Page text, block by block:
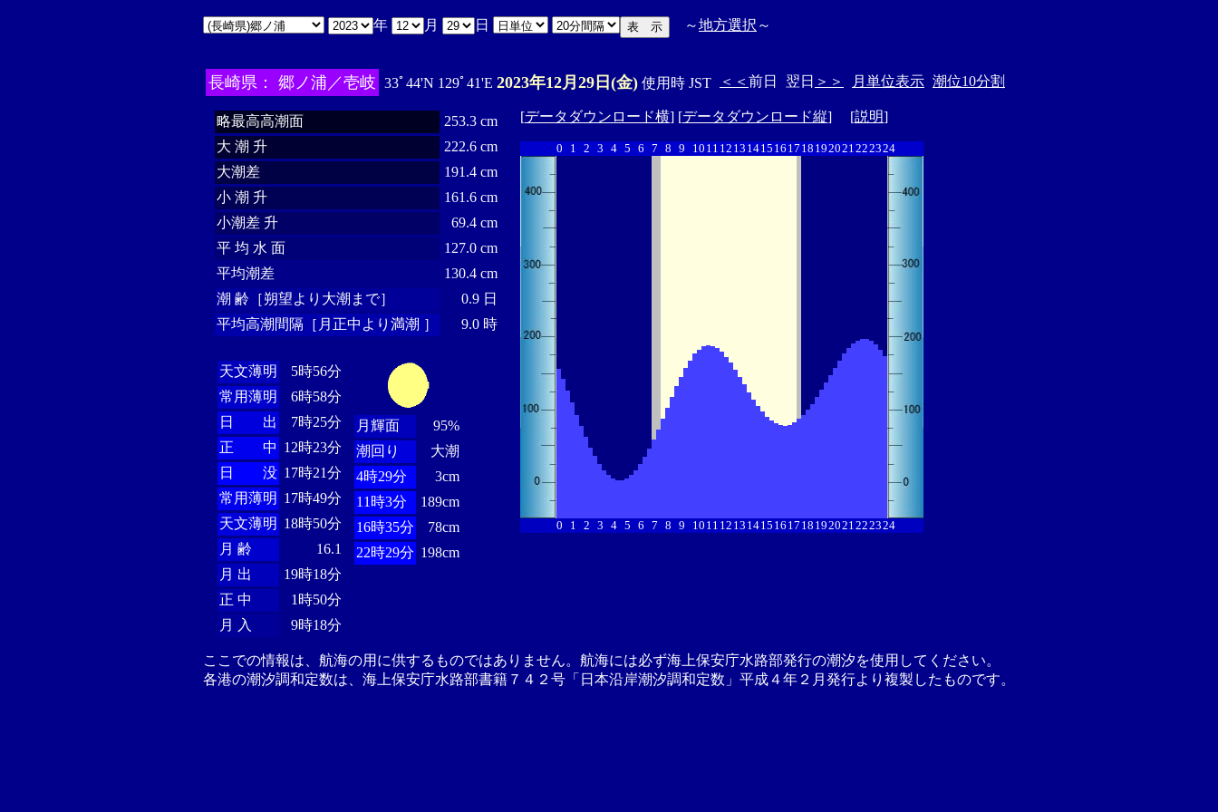
年 月 日 ～地方選択 ～
長崎県： 郷ノ浦／壱岐 33ﾟ44'N 129ﾟ41'E 2023年12月29日(金) 使用時 JST ＜＜ 前日 翌日 ＞＞ 月単位表示 潮位10分割
略最高高潮面
253.3 cm
大 潮 升
222.6 cm
大潮差
191.4 cm
小 潮 升
161.6 cm
小潮差 升
69.4 cm
平 均 水 面
127.0 cm
平均潮差
130.4 cm
潮 齢［朔望より大潮まで］
0.9 日
平均高潮間隔［月正中より満潮 ］
9.0 時
天文薄明
5時56分
常用薄明
6時58分
日 出
7時25分
正 中 12時23分
日 没 17時21分
常用薄明 17時49分
天文薄明 18時50分
月 齢
16.1
月 出
19時18分
正 中
1時50分
月 入
9時18分
月輝面
95%
潮回り
大潮
4時29分
3cm
11時3分
189cm
16時35分
78cm
22時29分 198cm
[データダウンロード横] [データダウンロード縦] [説明]
0 1 2 3 4 5 6 7 8 9 10 11 12 13 1415 16 17 18 192021222324
0 1 2 3 4 5 6 7 8 9 10 11 12 13 1415 16 17 18 192021222324
ここでの情報は、航海の用に供するものではありません。航海には必ず海上保安庁水路部発行の潮汐を使用してください。
各港の潮汐調和定数は、海上保安庁水路部書籍７４２号「日本沿岸潮汐調和定数」平成４年２月発行より複製したものです。